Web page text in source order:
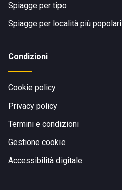
Spiagge per tipo
Spiagge per località più popolari
Condizioni
Cookie policy
Privacy policy
Termini e condizioni
Gestione cookie
Accessibilità digitale